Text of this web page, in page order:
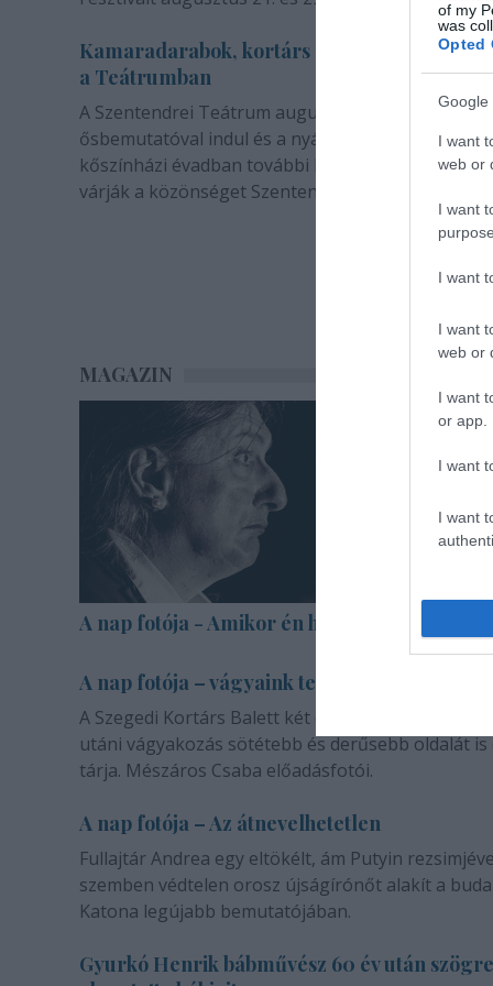
of my
was
Opted
Google
I want
web or
I want
I want
I want
web or
I want
or app.
I want
I want
Kamaradarabok, kortárs drámák,
a Teátrumban
A Szentendrei Teátrum augusztusban két
ősbemutatóval indul és a nyár végével sem zárul.
kőszínházi évadban további bemutatók és
várják a közönséget Szentendrén.
MAGAZIN
A nap fotója - Amikor én halott voltam
A nap fotója – vágyaink természetéről
A Szegedi Kortárs Balett két darabja a másik ember
utáni vágyakozás sötétebb és derűsebb oldalát is
tárja. Mészáros Csaba előadásfotói.
A nap fotója – Az átnevelhetetlen
Fullajtár Andrea egy eltökélt, ám Putyin
szemben védtelen orosz újságírónőt alakít a
Katona legújabb bemutatójában.
Gyurkó Henrik bábművész 60 év után szögre